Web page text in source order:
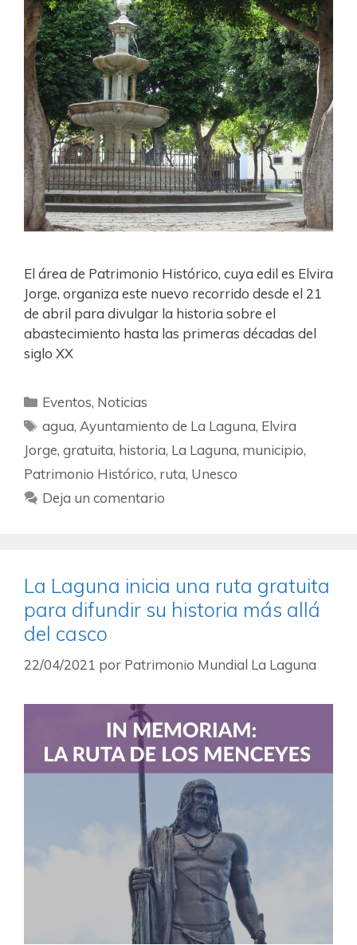
El área de Patrimonio Histórico, cuya edil es Elvira
Jorge, organiza este nuevo recorrido desde el 21
de abril para divulgar la historia sobre el
abastecimiento hasta las primeras décadas del
siglo XX
Eventos, Noticias
agua,Ayuntamiento de La Laguna, Elvira
Jorge, gratuita, historia, La Laguna, municipio,
Patrimonio Histórico, ruta, Unesco
Deja un comentario
La Laguna inicia una ruta gratuita
para difundir su historia más allá
del casco
22/04/2021 por Patrimonio Mundial La Laguna